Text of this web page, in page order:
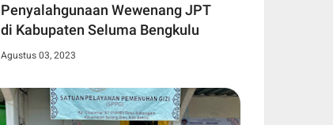
Penyalahgunaan Wewenang JPT
di Kabupaten Seluma Bengkulu
Agustus 03, 2023